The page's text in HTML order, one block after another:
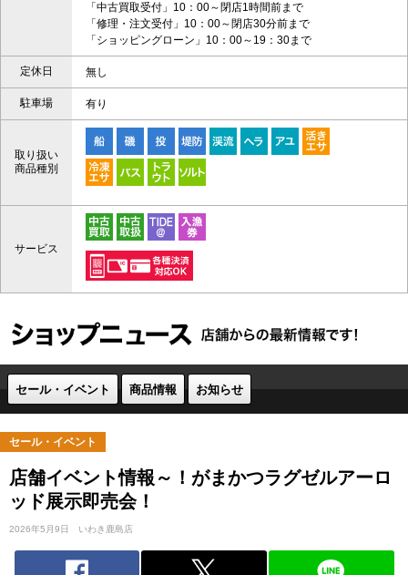
「中古買取受付」10：00～閉店1時間前まで
「修理・注文受付」10：00～閉店30分前まで
「ショッピングローン」10：00～19：30まで
定休日 無し
駐車場 有り
取り扱い
商品種別
サービス
セール・イベント 商品情報 お知らせ
セール・イベント
店舗イベント情報～！がまかつラグゼルアーロ
ッド展示即売会！
2026年5月9日 いわき鹿島店